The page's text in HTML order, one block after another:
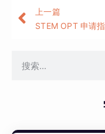
上一篇
STEM OPT 申请